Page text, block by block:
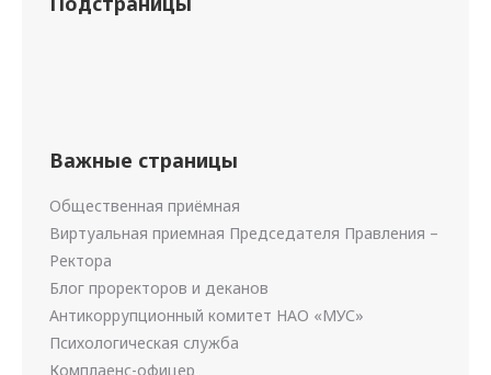
Важные страницы
Общественная приёмная
Виртуальная приемная Председателя Правления –
Ректора
Блог проректоров и деканов
Антикоррупционный комитет НАО «МУС»
Психологическая служба
Комплаенс-офицер